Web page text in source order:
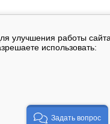
улучшения работы
использовать:
Задать вопрос